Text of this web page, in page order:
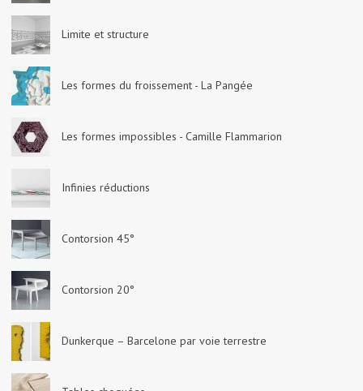
Limite et structure
Les formes du froissement - La Pangée
Les formes impossibles - Camille Flammarion
Infinies réductions
Contorsion 45°
Contorsion 20°
Dunkerque – Barcelone par voie terrestre